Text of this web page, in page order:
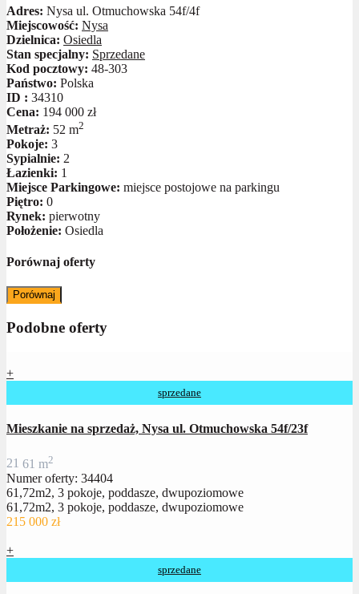
Adres: Nysa ul. Otmuchowska 54f/4f
Miejscowość: Nysa
Dzielnica: Osiedla
Stan specjalny: Sprzedane
Kod pocztowy: 48-303
Państwo: Polska
ID : 34310
Cena: 194 000 zł
Metraż: 52 m2
Pokoje: 3
Sypialnie: 2
Łazienki: 1
Miejsce Parkingowe: miejsce postojowe na parkingu
Piętro: 0
Rynek: pierwotny
Położenie: Osiedla
Porównaj oferty
Porównaj
Podobne oferty
+
sprzedane
Mieszkanie na sprzedaż, Nysa ul. Otmuchowska 54f/23f
21 61 m2
Numer oferty: 34404
61,72m2, 3 pokoje, poddasze, dwupoziomowe
61,72m2, 3 pokoje, poddasze, dwupoziomowe
215 000 zł
+
sprzedane